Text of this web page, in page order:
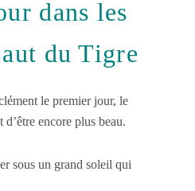
dans les
du Tigre
le premier jour, le
encore plus beau.
sous un grand soleil qui